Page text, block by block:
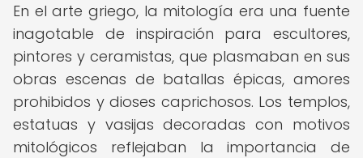
En el arte griego, la mitología era una fuente
inagotable de inspiración para escultores,
pintores y ceramistas, que plasmaban en sus
obras escenas de batallas épicas, amores
prohibidos y dioses caprichosos. Los templos,
estatuas y vasijas decoradas con motivos
mitológicos reflejaban la importancia de